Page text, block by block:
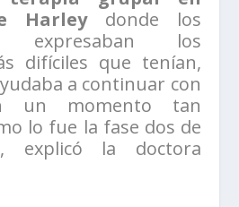
Harleydonde los
expresaban los
difíciles que tenían,
a continuar con
un momento tan
lo fue la fase dos de
explicó la doctora